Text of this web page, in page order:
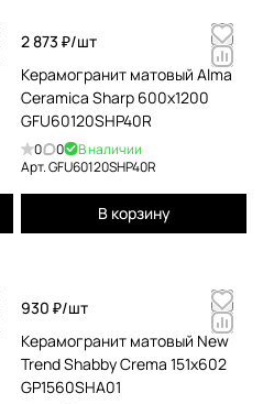
2 873 ₽/шт
Керамогранит матовый Alma
Ceramica Sharp 600x1200
GFU60120SHP40R
0 0
В наличии
Арт.GFU60120SHP40R
В корзину
930 ₽/шт
Керамогранит матовый New
Trend Shabby Crema 151x602
GP1560SHA01